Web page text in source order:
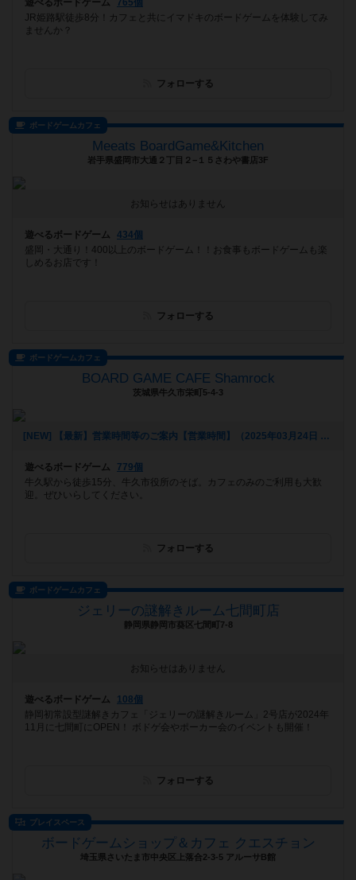
遊べるボードゲーム
765個
JR姫路駅徒歩8分！カフェと共にイマドキのボードゲームを体験してみ
ませんか？
フォローする
ボードゲームカフェ
Meeats BoardGame&Kitchen
岩手県盛岡市大通２丁目２−１５さわや書店3F
お知らせはありません
遊べるボードゲーム
434個
盛岡・大通り！400以上のボードゲーム！！お食事もボードゲームも楽
しめるお店です！
フォローする
ボードゲームカフェ
BOARD GAME CAFE Shamrock
茨城県牛久市栄町5-4-3
[NEW] 【最新】営業時間等のご案内【営業時間】（2025年03月24日 13時02分）
遊べるボードゲーム
779個
牛久駅から徒歩15分、牛久市役所のそば。カフェのみのご利用も大歓
迎。ぜひいらしてください。
フォローする
ボードゲームカフェ
ジェリーの謎解きルーム七間町店
静岡県静岡市葵区七間町7-8
お知らせはありません
遊べるボードゲーム
108個
静岡初常設型謎解きカフェ「ジェリーの謎解きルーム」2号店が2024年
11月に七間町にOPEN！ ボドゲ会やポーカー会のイベントも開催！
フォローする
プレイスペース
ボードゲームショップ＆カフェ クエスチョン
埼玉県さいたま市中央区上落合2-3-5 アルーサB館